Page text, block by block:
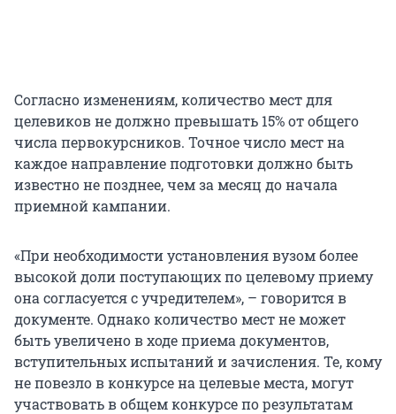
Согласно изменениям, количество мест для
целевиков не должно превышать 15% от общего
числа первокурсников. Точное число мест на
каждое направление подготовки должно быть
известно не позднее, чем за месяц до начала
приемной кампании.
«При необходимости установления вузом более
высокой доли поступающих по целевому приему
она согласуется с учредителем», – говорится в
документе. Однако количество мест не может
быть увеличено в ходе приема документов,
вступительных испытаний и зачисления. Те, кому
не повезло в конкурсе на целевые места, могут
участвовать в общем конкурсе по результатам